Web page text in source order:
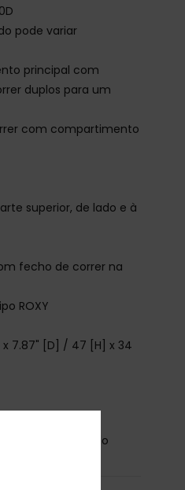
pode variar
principal com
duplos para um
com compartimento
superior, de lado e à
fecho de correr na
ROXY
x 7.87" [D] / 47 [H] x 34
poliéster reciclado